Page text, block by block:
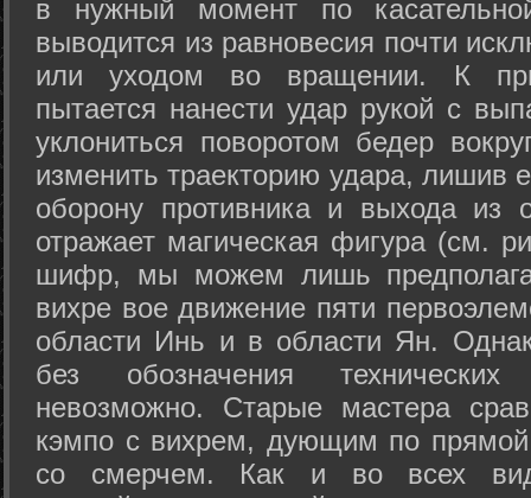
в нужный момент по
выводится из равновесия почти
или уходом во вращении. К
пытается нанести удар рукой с
уклониться поворотом бедер
изменить траекторию удара, лишив
оборону противника и выхода из
отражает магическая фигура (см.
шифр, мы можем лишь
вихре вое движение пяти
области Инь и в области Ян.
без обозначения
невозможно. Старые мастера
кэмпо с вихрем, дующим по
со смерчем. Как и во всех